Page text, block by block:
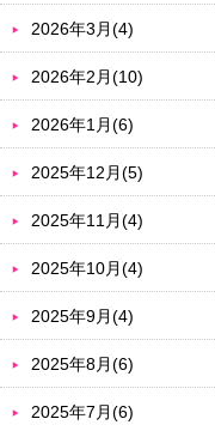
2026年3月(4)
2026年2月(10)
2026年1月(6)
2025年12月(5)
2025年11月(4)
2025年10月(4)
2025年9月(4)
2025年8月(6)
2025年7月(6)